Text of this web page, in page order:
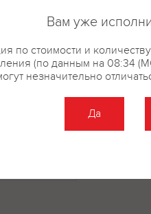
Описание
Вам уже
по стоимости и
(по данным на 08:34
незначительно
Да